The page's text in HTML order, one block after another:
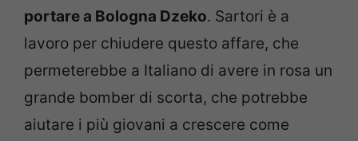
portare a Bologna Dzeko. Sartori è a
lavoro per chiudere questo affare, che
permeterebbe a Italiano di avere in rosa un
grande bomber di scorta, che potrebbe
aiutare i più giovani a crescere come